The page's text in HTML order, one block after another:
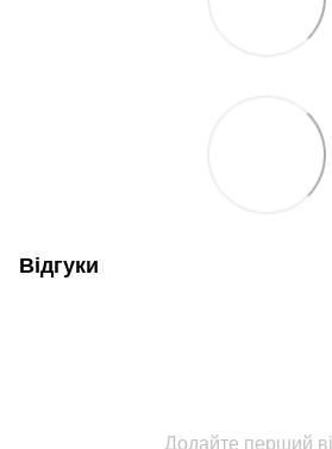
Відгуки
Додайте перший